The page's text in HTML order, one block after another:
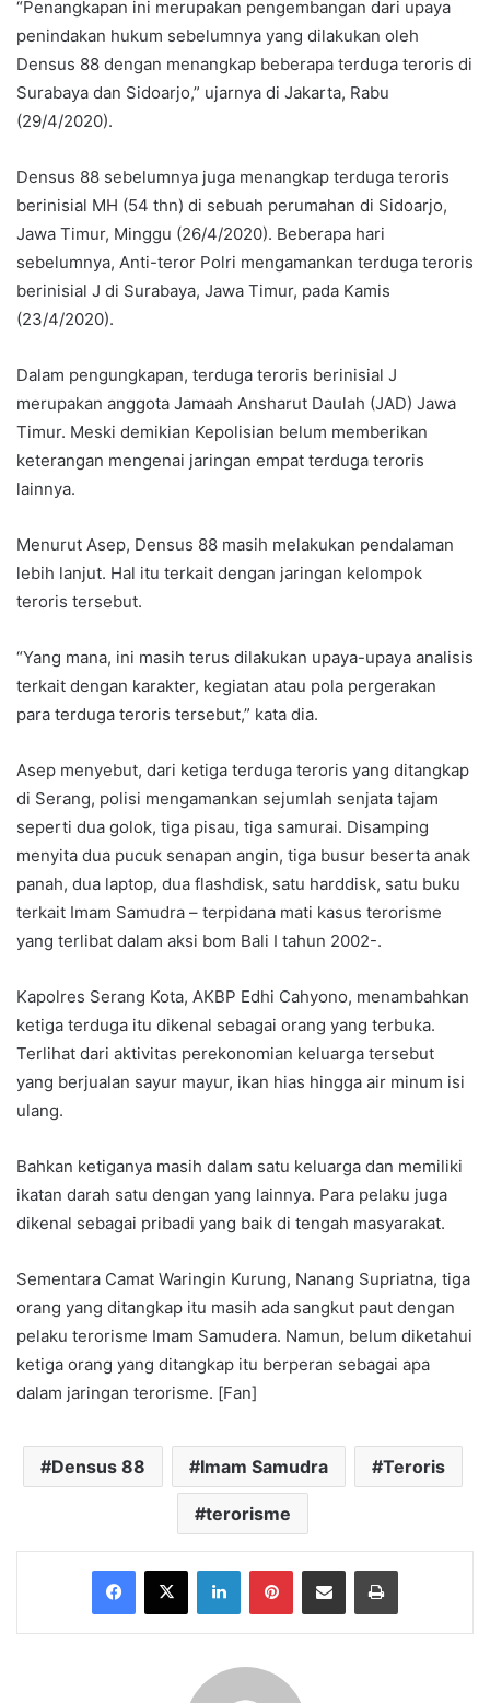
“Penangkapan ini merupakan pengembangan dari upaya
penindakan hukum sebelumnya yang dilakukan oleh
Densus 88 dengan menangkap beberapa terduga teroris di
Surabaya dan Sidoarjo,” ujarnya di Jakarta, Rabu
(29/4/2020).
Densus 88 sebelumnya juga menangkap terduga teroris
berinisial MH (54 thn) di sebuah perumahan di Sidoarjo,
Jawa Timur, Minggu (26/4/2020). Beberapa hari
sebelumnya, Anti-teror Polri mengamankan terduga teroris
berinisial J di Surabaya, Jawa Timur, pada Kamis
(23/4/2020).
Dalam pengungkapan, terduga teroris berinisial J
merupakan anggota Jamaah Ansharut Daulah (JAD) Jawa
Timur. Meski demikian Kepolisian belum memberikan
keterangan mengenai jaringan empat terduga teroris
lainnya.
Menurut Asep, Densus 88 masih melakukan pendalaman
lebih lanjut. Hal itu terkait dengan jaringan kelompok
teroris tersebut.
“Yang mana, ini masih terus dilakukan upaya-upaya analisis
terkait dengan karakter, kegiatan atau pola pergerakan
para terduga teroris tersebut,” kata dia.
Asep menyebut, dari ketiga terduga teroris yang ditangkap
di Serang, polisi mengamankan sejumlah senjata tajam
seperti dua golok, tiga pisau, tiga samurai. Disamping
menyita dua pucuk senapan angin, tiga busur beserta anak
panah, dua laptop, dua flashdisk, satu harddisk, satu buku
terkait Imam Samudra – terpidana mati kasus terorisme
yang terlibat dalam aksi bom Bali I tahun 2002-.
Kapolres Serang Kota, AKBP Edhi Cahyono, menambahkan
ketiga terduga itu dikenal sebagai orang yang terbuka.
Terlihat dari aktivitas perekonomian keluarga tersebut
yang berjualan sayur mayur, ikan hias hingga air minum isi
ulang.
Bahkan ketiganya masih dalam satu keluarga dan memiliki
ikatan darah satu dengan yang lainnya. Para pelaku juga
dikenal sebagai pribadi yang baik di tengah masyarakat.
Sementara Camat Waringin Kurung, Nanang Supriatna, tiga
orang yang ditangkap itu masih ada sangkut paut dengan
pelaku terorisme Imam Samudera. Namun, belum diketahui
ketiga orang yang ditangkap itu berperan sebagai apa
dalam jaringan terorisme. [Fan]
Densus 88 Imam Samudra Teroris
terorisme
Facebook
X LinkedInPinterestShare via Email Print